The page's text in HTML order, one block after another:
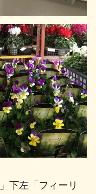
下左「フィーリ